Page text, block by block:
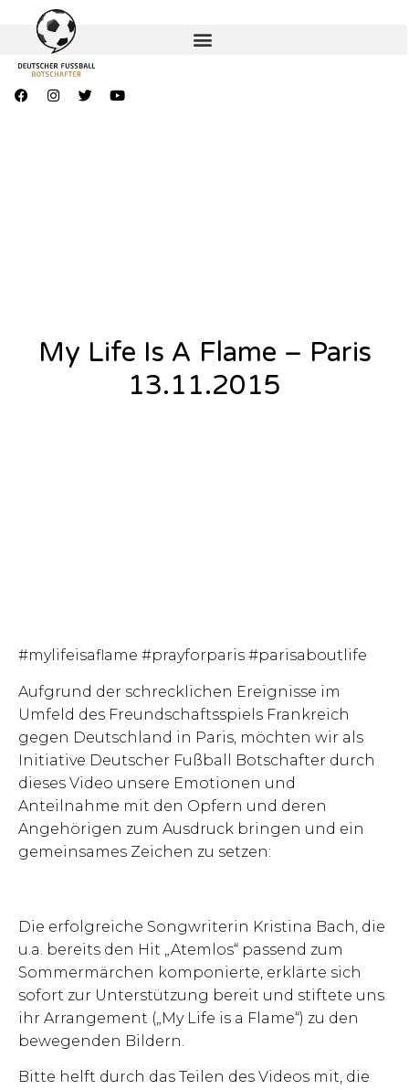
My Life Is A Flame – Paris
13.11.2015
#mylifeisaflame #prayforparis #parisaboutlife
Aufgrund der schrecklichen Ereignisse im
Umfeld des Freundschaftsspiels Frankreich
gegen Deutschland in Paris, möchten wir als
Initiative Deutscher Fußball Botschafter durch
dieses Video unsere Emotionen und
Anteilnahme mit den Opfern und deren
Angehörigen zum Ausdruck bringen und ein
gemeinsames Zeichen zu setzen:
Die erfolgreiche Songwriterin Kristina Bach, die
u.a. bereits den Hit „Atemlos“ passend zum
Sommermärchen komponierte, erklärte sich
sofort zur Unterstützung bereit und stiftete uns
ihr Arrangement („My Life is a Flame“) zu den
bewegenden Bildern.
Bitte helft durch das Teilen des Videos mit, die